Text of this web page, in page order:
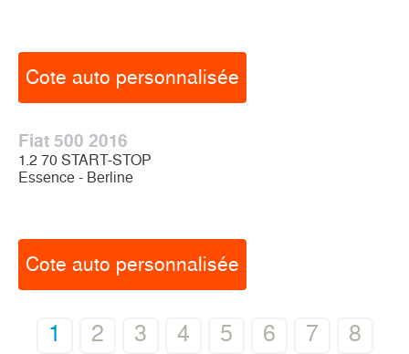
Cote auto personnalisée
Fiat 500 2016
1.2 70 START-STOP
Essence - Berline
Cote auto personnalisée
1 2 3 4 5 6 7
8